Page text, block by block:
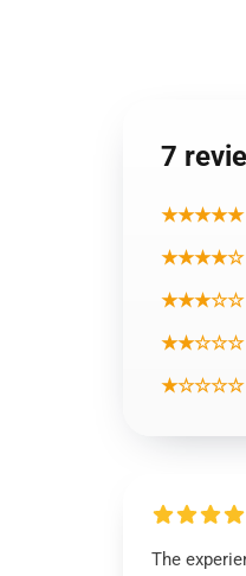
7
★★★★★
★★★★☆
★★★☆☆
★★☆☆☆
★☆☆☆☆
The